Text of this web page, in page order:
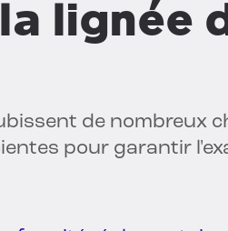
lignée
de nombreux
pour garantir